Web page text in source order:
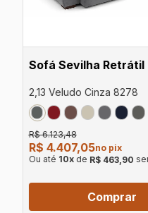
Sofá Sevilha Retrátil
2,13 Veludo Cinza 8278
R$ 6.123,48
R$ 4.407,05no pix
Ou até 10xde R$ 463,90
Comprar